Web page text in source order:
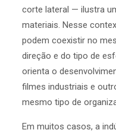
corte lateral — ilustra
materiais. Nesse
podem coexistir no
direção e do tipo de
orienta o
filmes industriais e
mesmo tipo de
Em muitos casos, a